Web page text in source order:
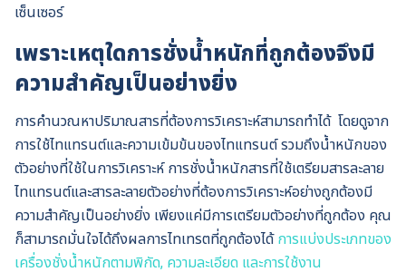
เซ็นเซอร์
เพราะเหตุใดการชั่งน้ำหนักที่ถูกต้องจึงมี
ความสำคัญเป็นอย่างยิ่ง
การคำนวณหาปริมาณสารที่ต้องการวิเคราะห์สามารถทำได้ โดยดูจาก
การใช้ไทแทรนต์และความเข้มข้นของไทแทรนต์ รวมถึงน้ำหนักของ
ตัวอย่างที่ใช้ในการวิเคราะห์ การชั่งน้ำหนักสารที่ใช้เตรียมสารละลาย
ไทแทรนต์และสารละลายตัวอย่างที่ต้องการวิเคราะห์อย่างถูกต้องมี
ความสำคัญเป็นอย่างยิ่ง เพียงแค่มีการเตรียมตัวอย่างที่ถูกต้อง คุณ
ก็สามารถมั่นใจได้ถึงผลการไทเทรตที่ถูกต้องได้ การแบ่งประเภทของ
เครื่องชั่งน้ำหนักตามพิกัด, ความละเอียด และการใช้งาน